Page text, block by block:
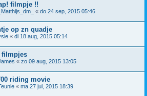
filmpje !!
_Matthijs_dm_ « do 24 sep, 2015 05:46
op zn quadje
« di 18 aug, 2015 05:14
filmpjes
« zo 09 aug, 2015 13:05
riding movie
« ma 27 jul, 2015 18:39